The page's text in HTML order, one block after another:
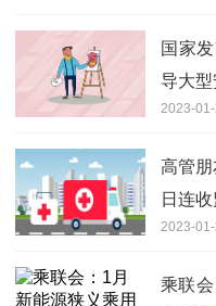
国家
导大
2023-
高管
日连
2023-
乘联